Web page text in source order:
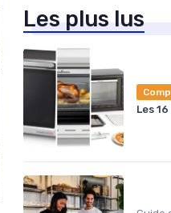
Les plus lus
Les